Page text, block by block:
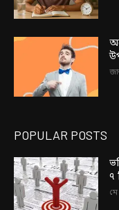
POPULAR POSTS
৭